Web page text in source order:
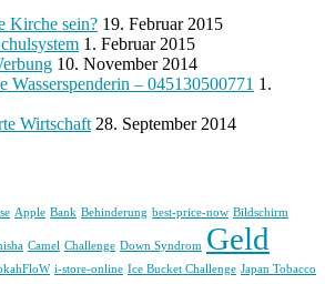
Kirche sein? 19. Februar 2015
1. Februar 2015
10. November 2014
Wasserspenderin – 045130500771 1.
Wirtschaft 28. September 2014
Apple Bank Behinderung best-price-now Bildschirm
Camel Challenge Down Syndrom Geld
i-store-online Ice Bucket Challenge Japan Tobacco